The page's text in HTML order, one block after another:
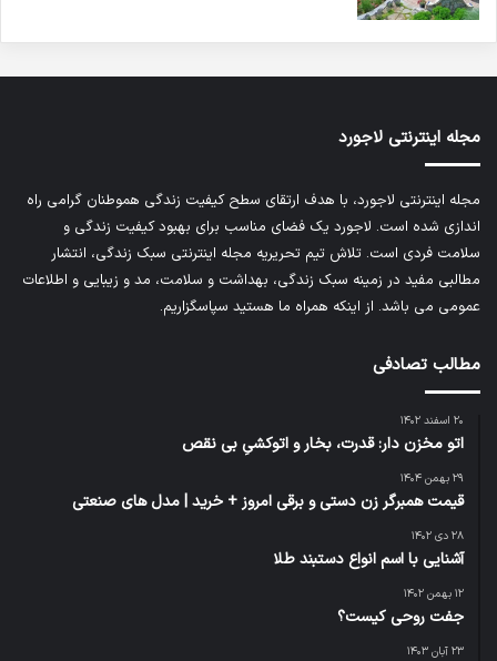
مجله اینترنتی لاجورد
مجله اینترنتی لاجورد، با هدف ارتقای سطح کیفیت زندگی هموطنان گرامی راه
اندازی شده است. لاجورد یک فضای مناسب برای بهبود کیفیت زندگی و
سلامت فردی است. تلاش تیم تحریریه مجله اینترنتی سبک زندگی، انتشار
مطالبی مفید در زمینه سبک زندگی، بهداشت و سلامت، مد و زیبایی و اطلاعات
عمومی می باشد. از اینکه همراه ما هستید سپاسگزاریم.
مطالب تصادفی
۲۰ اسفند ۱۴۰۲
اتو مخزن دار: قدرت، بخار و اتوکشیِ بی نقص
۲۹ بهمن ۱۴۰۴
قیمت همبرگر زن دستی و برقی امروز + خرید | مدل ‌های صنعتی
۲۸ دی ۱۴۰۲
آشنایی با اسم انواع دستبند طلا
۱۲ بهمن ۱۴۰۲
جفت روحی کیست؟
۲۳ آبان ۱۴۰۳